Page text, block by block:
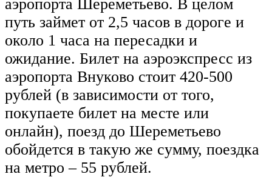
аэропорта Шереметьево. В целом
путь займет от 2,5 часов в дороге и
около 1 часа на пересадки и
ожидание. Билет на аэроэкспресс из
аэропорта Внуково стоит 420-500
рублей (в зависимости от того,
покупаете билет на месте или
онлайн), поезд до Шереметьево
обойдется в такую же сумму, поездка
на метро – 55 рублей.